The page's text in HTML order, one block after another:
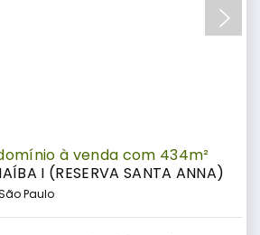
à venda com 434m²
I (RESERVA SANTA ANNA)
Paulo